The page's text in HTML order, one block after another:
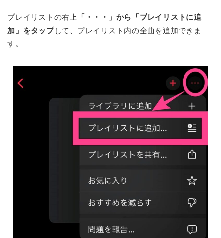
プレイリストの右上
「・・・」から「プレイリストに追
加」をタップして、プレイリスト内の全曲を追加できま
す。